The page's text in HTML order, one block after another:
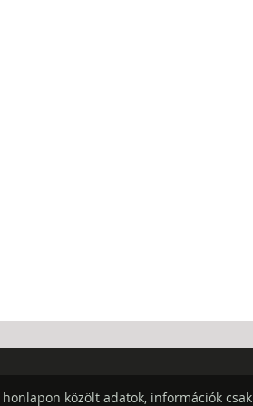
honlapon közölt adatok, információk csak